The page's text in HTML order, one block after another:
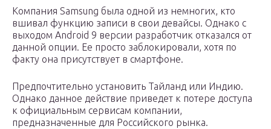
Компания Samsung была одной из немногих, кто
вшивал функцию записи в свои девайсы. Однако с
выходом Android 9 версии разработчик отказался от
данной опции. Ее просто заблокировали, хотя по
факту она присутствует в смартфоне.
Предпочтительно установить Тайланд или Индию.
Однако данное действие приведет к потере доступа
к официальным сервисам компании,
предназначенные для Российского рынка.